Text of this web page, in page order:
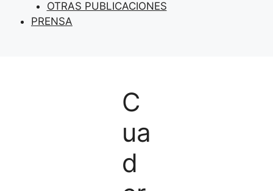
OTRAS PUBLICACIONES
PRENSA
C
ua
d